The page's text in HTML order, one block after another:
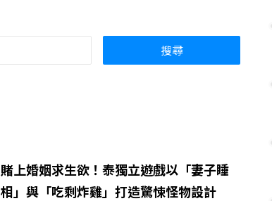
賭上婚姻求生欲！泰獨立遊戲以「妻子睡
相」與「吃剩炸雞」打造驚悚怪物設計